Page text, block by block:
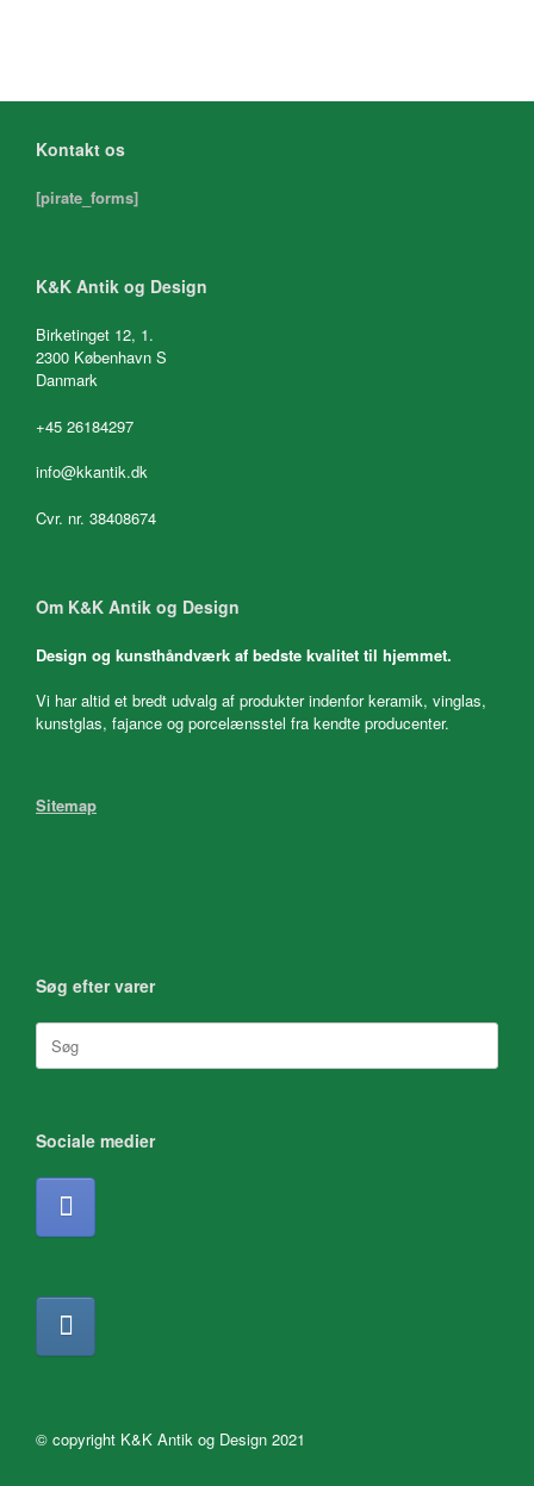
Kontakt os
[pirate_forms]
K&K Antik og Design
Birketinget 12, 1.
2300 København S
Danmark
+45 26184297
info@kkantik.dk
Cvr. nr. 38408674
Om K&K Antik og Design
Design og kunsthåndværk af bedste kvalitet til hjemmet.
Vi har altid et bredt udvalg af produkter indenfor keramik, vinglas,
kunstglas, fajance og porcelænsstel fra kendte producenter.
Sitemap
Søg efter varer
efter:
Sociale medier
© copyright K&K Antik og Design 2021